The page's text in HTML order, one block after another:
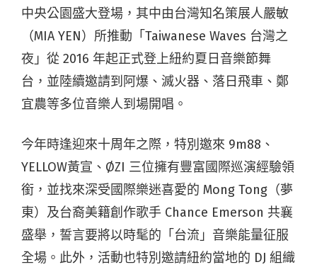
中央公園盛大登場，其中由台灣知名策展人嚴敏
（MIA YEN）所推動「Taiwanese Waves 台灣之
夜」從 2016 年起正式登上紐約夏日音樂節舞
台，並陸續邀請到阿爆、滅火器、落日飛車、鄭
宜農等多位音樂人到場開唱。
今年時逢迎來十周年之際，特別邀來 9m88、
YELLOW黃宣、ØZI 三位擁有豐富國際巡演經驗領
銜，並找來深受國際樂迷喜愛的 Mong Tong（夢
東）及台裔美籍創作歌⼿ Chance Emerson 共襄
盛舉，誓言要將以時髦的「台流」音樂能量征服
全場。此外，活動也特別邀請紐約當地的 DJ 組織